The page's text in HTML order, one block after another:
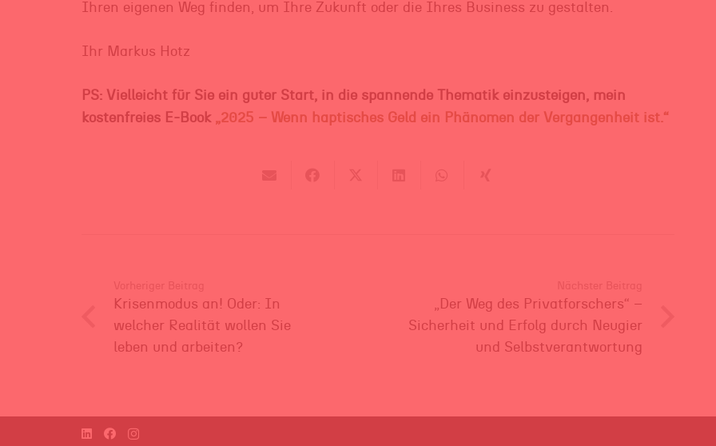
Ihren eigenen Weg finden, um Ihre Zukunft oder die Ihres Business zu gestalten.
Ihr Markus Hotz
PS: Vielleicht für Sie ein guter Start, in die spannende Thematik einzusteigen, mein
kostenfreies E-Book „2025 – Wenn haptisches Geld ein Phänomen der Vergangenheit ist.“
Krisenmodus an! Oder: In
welcher Realität wollen Sie
leben und arbeiten?
„Der Weg des Privatforschers“ –
Sicherheit und Erfolg durch Neugier
und Selbstverantwortung